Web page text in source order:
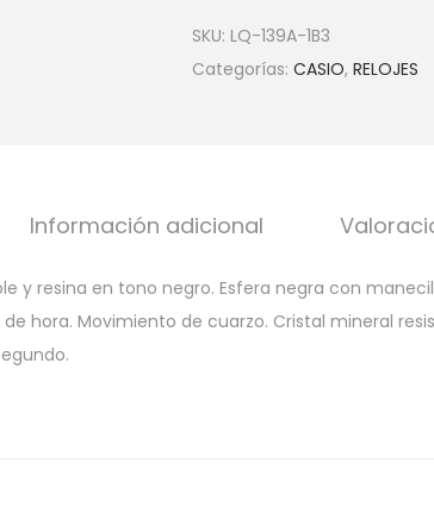
SKU: LQ-139A-1B3
Categorías: CASIO, RELOJES
Información adicional
y resina en tono negro. Esfera negra con
hora. Movimiento de cuarzo. Cristal mineral